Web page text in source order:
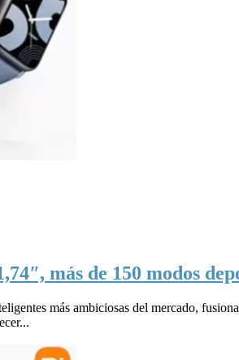
más de 150 modos
más ambiciosas del mercado,